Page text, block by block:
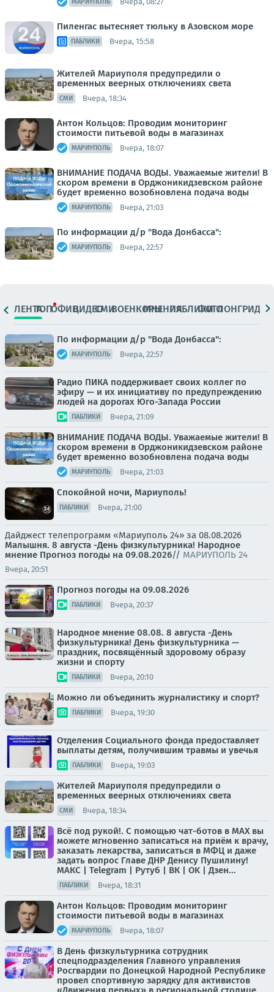
Пиленгас вытесняет тюльку в Азовском море
ПАБЛИКИ Вчера, 15:58
Жителей Мариуполя предупредили о
временных веерных отключениях света
СМИ Вчера, 18:34
Антон Кольцов: Проводим мониторинг
стоимости питьевой воды в магазинах
МАРИУПОЛЬ Вчера, 18:07
ВНИМАНИЕ ПОДАЧА ВОДЫ. Уважаемые жители! В
скором времени в Орджоникидзевском районе
будет временно возобновлена подача воды
МАРИУПОЛЬ Вчера, 21:03
По информации д/р "Вода Донбасса":
МАРИУПОЛЬ Вчера, 22:57
ЛЕНТАТОПОФИЦ.ВИДЕОСМИВОЕНКОРЫМНЕНИЯПАБЛИКИ
ФОТОЛОНГРИДЫ
По информации д/р "Вода Донбасса":
МАРИУПОЛЬ Вчера, 22:57
Радио ПИКА поддерживает своих коллег по
эфиру — и их инициативу по предупреждению
людей на дорогах Юго-Запада России
ПАБЛИКИ Вчера, 21:09
ВНИМАНИЕ ПОДАЧА ВОДЫ. Уважаемые жители! В
скором времени в Орджоникидзевском районе
будет временно возобновлена подача воды
МАРИУПОЛЬ Вчера, 21:03
Спокойной ночи, Мариуполь!
ПАБЛИКИ Вчера, 21:00
Дайджест телепрограмм «Мариуполь 24» за 08.08.2026
Малышня. 8 августа -День физкультурника! Народное
мнение Прогноз погоды на 09.08.2026// МАРИУПОЛЬ 24
Вчера, 20:51
Прогноз погоды на 09.08.2026
ПАБЛИКИ Вчера, 20:37
Народное мнение 08.08. 8 августа -День
физкультурника! День физкультурника —
праздник, посвящённый здоровому образу
жизни и спорту
ПАБЛИКИ Вчера, 20:10
Можно ли объединить журналистику и спорт?
ПАБЛИКИ Вчера, 19:30
Отделения Социального фонда предоставляет
выплаты детям, получившим травмы и увечья
ПАБЛИКИ Вчера, 19:03
Жителей Мариуполя предупредили о
временных веерных отключениях света
СМИ Вчера, 18:34
Всё под рукой!. С помощью чат-ботов в МАХ вы
можете мгновенно записаться на приём к врачу,
заказать лекарства, записаться в МФЦ и даже
задать вопрос Главе ДНР Денису Пушилину!
МАКС | Telegram | Рутуб | ВК | OK | Дзен...
ПАБЛИКИ Вчера, 18:31
Антон Кольцов: Проводим мониторинг
стоимости питьевой воды в магазинах
МАРИУПОЛЬ Вчера, 18:07
В День физкультурника сотрудник
спецподразделения Главного управления
Росгвардии по Донецкой Народной Республике
провел спортивную зарядку для активистов